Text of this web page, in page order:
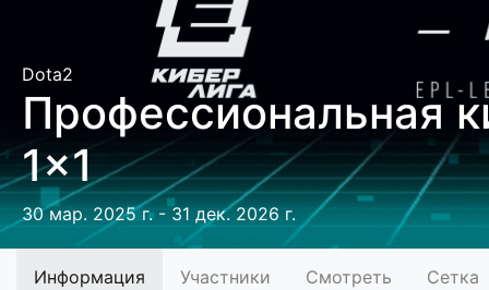
Dota2
Профессиональная
1x1
30 мар. 2025 г. - 31 дек. 2026 г.
Информация Участники Смотреть Сетка